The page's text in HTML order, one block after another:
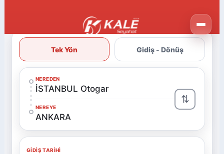
Tek Yön Gidiş - Dönüş
NEREDEN
İSTANBUL Otogar
NEREYE
ANKARA
⇅
GIDIŞ TARIHI